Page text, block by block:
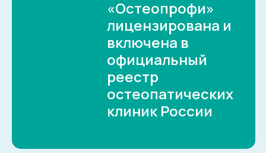
«Остеопрофи»
лицензирована и
включена в
официальный
реестр
остеопатических
клиник России